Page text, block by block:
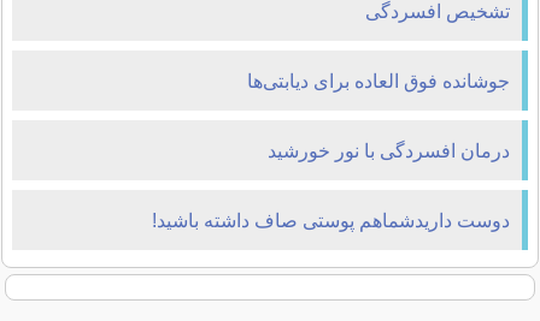
تشخیص افسردگی
جوشانده فوق العاده برای دیابتی‌ها
درمان افسردگی با نور خورشید
دوست داریدشماهم پوستی صاف داشته باشید!